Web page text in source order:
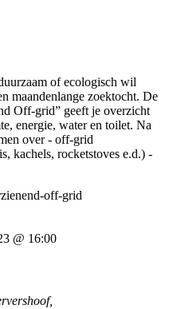
of ecologisch wil
maandenlange zoektocht. De
Off-grid” geeft je overzicht
energie, water en toilet. Na
over - off-grid
kachels, rocketstoves e.d.) -
off-grid
@ 16:00